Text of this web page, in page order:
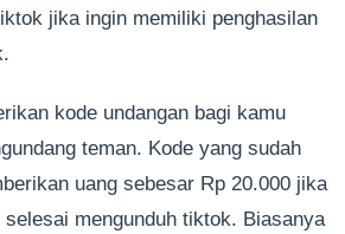
jika ingin memiliki penghasilan
kode undangan bagi kamu
teman. Kode yang sudah
uang sebesar Rp 20.000 jika
mengunduh tiktok. Biasanya